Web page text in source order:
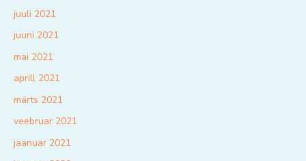
juuli 2021
juuni 2021
mai 2021
aprill 2021
märts 2021
veebruar 2021
jaanuar 2021